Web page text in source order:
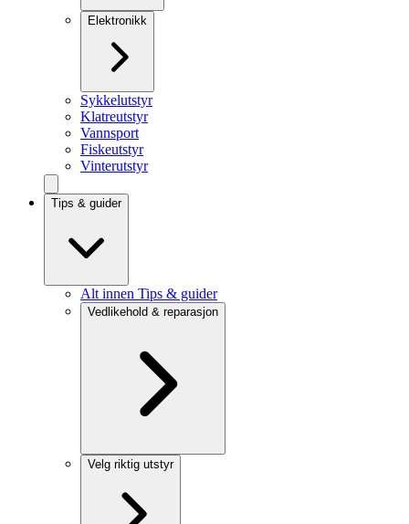
Elektronikk
Sykkelutstyr
Klatreutstyr
Vannsport
Fiskeutstyr
Vinterutstyr
Tips & guider
Alt innen Tips & guider
Vedlikehold & reparasjon
Velg riktig utstyr